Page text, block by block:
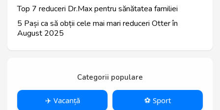
Top 7 reduceri Dr.Max pentru sănătatea familiei
5 Pași ca să obții cele mai mari reduceri Otter în
August 2025
Categorii populare
✈️ Vacanță ⚽️ Sport